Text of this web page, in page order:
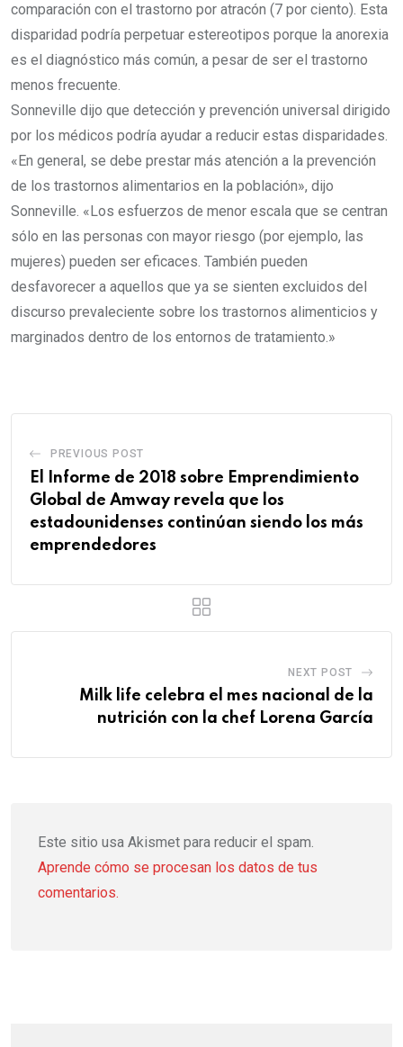
comparación con el trastorno por atracón (7 por ciento). Esta
disparidad podría perpetuar estereotipos porque la anorexia
es el diagnóstico más común, a pesar de ser el trastorno
menos frecuente.
Sonneville dijo que detección y prevención universal dirigido
por los médicos podría ayudar a reducir estas disparidades.
«En general, se debe prestar más atención a la prevención
de los trastornos alimentarios en la población», dijo
Sonneville. «Los esfuerzos de menor escala que se centran
sólo en las personas con mayor riesgo (por ejemplo, las
mujeres) pueden ser eficaces. También pueden
desfavorecer a aquellos que ya se sienten excluidos del
discurso prevaleciente sobre los trastornos alimenticios y
marginados dentro de los entornos de tratamiento.»
PREVIOUS POST
El Informe de 2018 sobre Emprendimiento
Global de Amway revela que los
estadounidenses continúan siendo los más
emprendedores
NEXT POST
Milk life celebra el mes nacional de la
nutrición con la chef Lorena García
Este sitio usa Akismet para reducir el spam.
Aprende cómo se procesan los datos de tus
comentarios.